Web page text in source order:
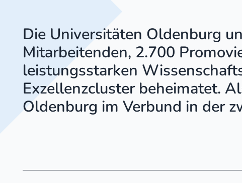
Die Universitäten Oldenburg
Mitarbeitenden, 2.700
leistungsstarken
Exzellenzcluster beheimatet.
Oldenburg im Verbund in der